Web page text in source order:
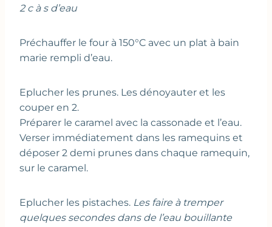
2 c à s d’eau
Préchauffer le four à 150°C avec un plat à bain
marie rempli d’eau.
Eplucher les prunes. Les dénoyauter et les
couper en 2.
Préparer le caramel avec la cassonade et l’eau.
Verser immédiatement dans les ramequins et
déposer 2 demi prunes dans chaque ramequin,
sur le caramel.
Eplucher les pistaches. Les faire à tremper
quelques secondes dans de l’eau bouillante